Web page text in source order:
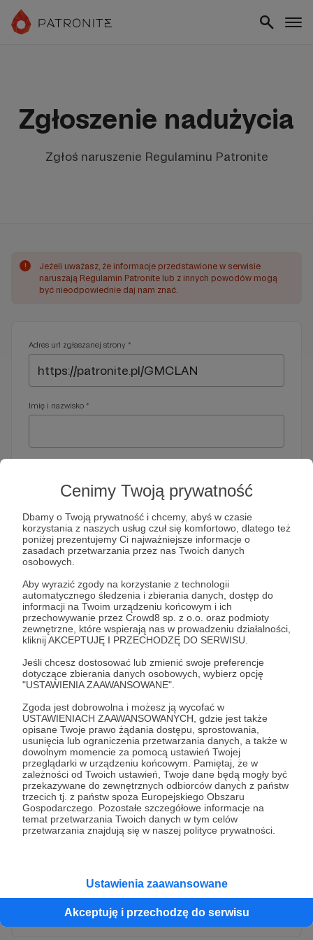
Cenimy Twoją prywatność
Dbamy o Twoją prywatność i chcemy, abyś w czasie
korzystania z naszych usług czuł się komfortowo, dlatego też
poniżej prezentujemy Ci najważniejsze informacje o
zasadach przetwarzania przez nas Twoich danych
osobowych.
Aby wyrazić zgody na korzystanie z technologii
automatycznego śledzenia i zbierania danych, dostęp do
informacji na Twoim urządzeniu końcowym i ich
przechowywanie przez Crowd8 sp. z o.o. oraz podmioty
zewnętrzne, które wspierają nas w prowadzeniu działalności,
kliknij AKCEPTUJĘ I PRZECHODZĘ DO SERWISU.
Jeśli chcesz dostosować lub zmienić swoje preferencje
dotyczące zbierania danych osobowych, wybierz opcję
"USTAWIENIA ZAAWANSOWANE".
Zgoda jest dobrowolna i możesz ją wycofać w
USTAWIENIACH ZAAWANSOWANYCH, gdzie jest także
opisane Twoje prawo żądania dostępu, sprostowania,
usunięcia lub ograniczenia przetwarzania danych, a także w
dowolnym momencie za pomocą ustawień Twojej
przeglądarki w urządzeniu końcowym. Pamiętaj, że w
zależności od Twoich ustawień, Twoje dane będą mogły być
przekazywane do zewnętrznych odbiorców danych z państw
trzecich tj. z państw spoza Europejskiego Obszaru
Gospodarczego. Pozostałe szczegółowe informacje na
temat przetwarzania Twoich danych w tym celów
przetwarzania znajdują się w naszej polityce prywatności.
Ustawienia zaawansowane
Akceptuję i przechodzę do serwisu
Zgłoszenie nadużycia
Zgłoś naruszenie Regulaminu Patronite
!
Jeżeli uważasz, że informacje przedstawione w serwisie
naruszają Regulamin Patronite lub z innych powodów mogą
być nieodpowiednie daj nam znać.
Adres url zgłaszanej strony *
Imię i nazwisko *
Telefon *
dodatkowe pytania
Treść wiadomości *
* Wyrażam zgodę na przetwarzanie moich danych
osobowych przez Patronite
Administratorem Twoich danych osobowych jest Crowd8 sp. z o.o.
z siedziba w Warszawie, ul. Żwirki i Wigury 16, 02-092 Warszawa.
Twoje dane osobowe będą przetwarzane w szczególności w celu
wykonania umowy zawartej z Tobą, w tym do umożliwienia
Gwarantujemy spełnienie wszystkich Twoich praw wynikających
z ogólnego rozporządzenia o ochronie danych, tj. prawo dostępu,
sprostowania oraz usunięcia Twoich danych, ograniczenia ich
rozwiń zgodę
Wyślij zgłoszenie